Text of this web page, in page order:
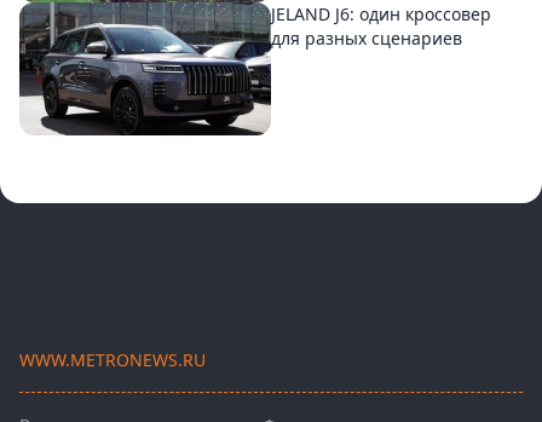
JELAND J6: один кроссовер
для разных сценариев
WWW.METRONEWS.RU